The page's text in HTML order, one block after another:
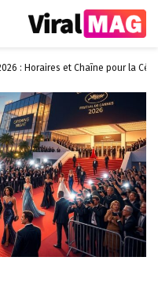
: Horaires et Chaîne pour la